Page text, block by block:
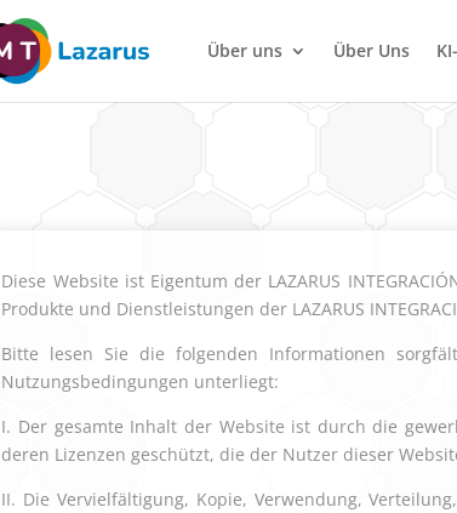
Über uns Über Uns
Diese Website ist Eigentum der LAZARUS
Produkte und Dienstleistungen der LAZARUS
Bitte lesen Sie die folgenden Informationen
Nutzungsbedingungen unterliegt:
I. Der gesamte Inhalt der Website ist durch die
deren Lizenzen geschützt, die der Nutzer dieser
II. Die Vervielfältigung, Kopie, Verwendung,